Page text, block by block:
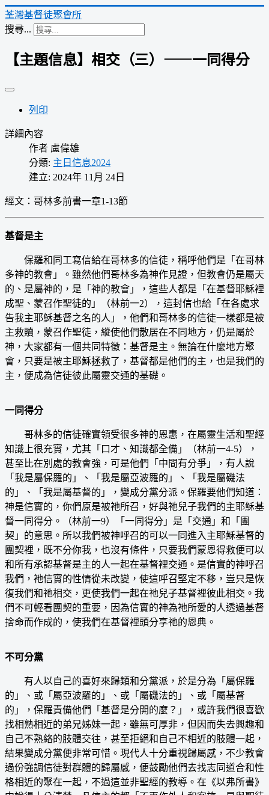
荃灣基督徒聚會所
搜尋...
【主題信息】相交（三）——一同得分
列印
詳細內容
作者 盧偉雄
分類: 主日信息2024
建立: 2024年 11月 24日
經文：哥林多前書一章1-13節
基督是主
保羅和同工寫信給在哥林多的信徒，稱呼他們是「在哥林
多神的教會」。雖然他們哥林多為神作見證，但教會仍是屬天
的、是屬神的，是「神的教會」，這些人都是「在基督耶穌裡
成聖、蒙召作聖徒的」（林前一2），這封信也給「在各處求
告我主耶穌基督之名的人」，他們和哥林多的信徒一樣都是被
主救贖，蒙召作聖徒，縱使他們散居在不同地方，仍是屬於
神，大家都有一個共同特徵：基督是主。無論在什麼地方聚
會，只要是被主耶穌拯救了，基督都是他們的主，也是我們的
主，便成為信徒彼此屬靈交通的基礎。
一同得分
哥林多的信徒確實領受很多神的恩惠，在屬靈生活和聖經
知識上很充實，尤其「口才、知識都全備」（林前一4-5），
甚至比在別處的教會強，可是他們「中間有分爭」，有人說
「我是屬保羅的」、「我是屬亞波羅的」、「我是屬磯法
的」、「我是屬基督的」，變成分黨分派。保羅要他們知道：
神是信實的，你們原是被祂所召，好與祂兒子我們的主耶穌基
督一同得分。（林前一9）「一同得分」是「交通」和「團
契」的意思。所以我們被神呼召的可以一同進入主耶穌基督的
團契裡，既不分你我，也沒有條件，只要我們蒙恩得救便可以
和所有承認基督是主的人一起在基督裡交通。是信實的神呼召
我們，祂信實的性情從未改變，使這呼召堅定不移，豈只是恢
復我們和祂相交，更使我們一起在祂兒子基督裡彼此相交。我
們不可輕看團契的重要，因為信實的神為祂所愛的人透過基督
捨命而作成的，使我們在基督裡頭分享祂的恩典。
不可分黨
有人以自己的喜好來歸類和分黨派，於是分為「屬保羅
的」、或「屬亞波羅的」、或「屬磯法的」、或「屬基督
的」，保羅責備他們「基督是分開的麼？」，或許我們很喜歡
找相熟相近的弟兄姊妹一起，雖無可厚非，但因而失去興趣和
自己不熟絡的肢體交往，甚至拒絕和自己不相近的肢體一起，
結果變成分黨便非常可惜。現代人十分重視歸屬感，不少教會
過份強調信徒對群體的歸屬感，便鼓勵他們去找志同道合和性
格相近的聚在一起，不過這並非聖經的教導。在《以弗所書》